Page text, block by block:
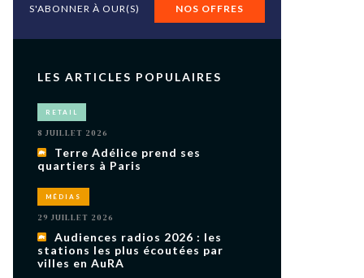
sur
ACHETER LE NUMÉRO
M’ABONNER À OURSCOM PENDANT
S'ABONNER À OUR(S) NOS OFFRES
LES ARTICLES POPULAIRES
RETAIL
8 JUILLET 2026
Terre Adélice prend ses
quartiers à Paris
MÉDIAS
29 JUILLET 2026
Audiences radios 2026 : les
stations les plus écoutées par
villes en AuRA